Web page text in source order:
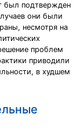
был подтвержден
они были
несмотря на
проблем
приводили
в худшем